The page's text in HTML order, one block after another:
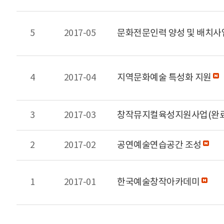
5 2017-05 문화전문인력 양성 및 배치
4 2017-04 지역문화예술 특성화 지원
3 2017-03 창작뮤지컬육성지원사업(완
2 2017-02 공연예술연습공간 조성
1 2017-01 한국예술창작아카데미